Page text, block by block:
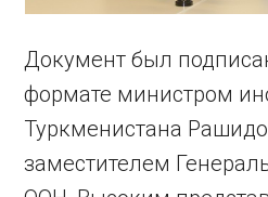
Документ был
формате министром
Туркменистана
заместителем